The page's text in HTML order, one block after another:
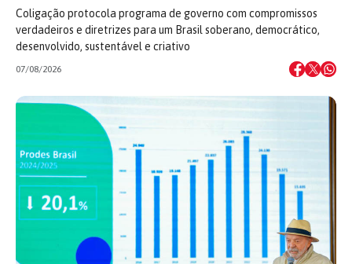
Coligação protocola programa de governo com compromissos
verdadeiros e diretrizes para um Brasil soberano, democrático,
desenvolvido, sustentável e criativo
07/08/2026